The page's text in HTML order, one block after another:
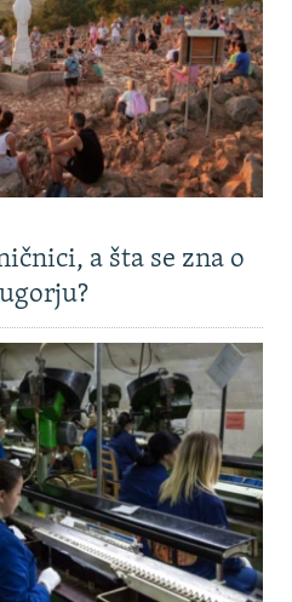
a šta se zna o